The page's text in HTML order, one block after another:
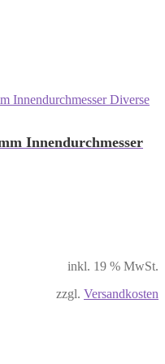
Innendurchmesser
inkl. 19 % MwSt.
zzgl. Versandkosten